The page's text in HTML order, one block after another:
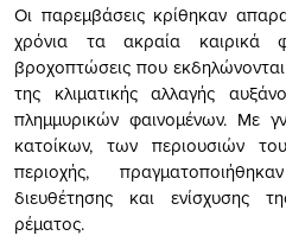
Οι παρεμβάσεις κρίθηκαν
χρόνια τα ακραία καιρικά
βροχοπτώσεις που
της κλιματικής αλλαγής
πλημμυρικών φαινομένων. Με
κατοίκων, των περιουσιών
περιοχής,
διευθέτησης και ενίσχυσης
ρέματος.